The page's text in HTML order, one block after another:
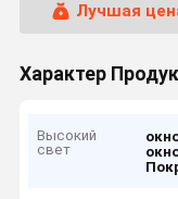
Лучшая
Характер
Высокий
свет